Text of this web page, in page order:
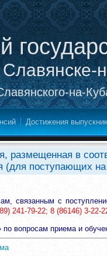
на-
Достижения
размещенная в
(для поступающих
связанным с
241-79-22; 8 (86146) 3-22-
по вопросам приема и